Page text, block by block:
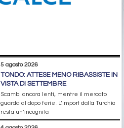
5 agosto 2026
TONDO: ATTESE MENO RIBASSISTE IN
VISTA DI SETTEMBRE
Scambi ancora lenti, mentre il mercato
guarda al dopo ferie. L’import dalla Turchia
resta un’incognita